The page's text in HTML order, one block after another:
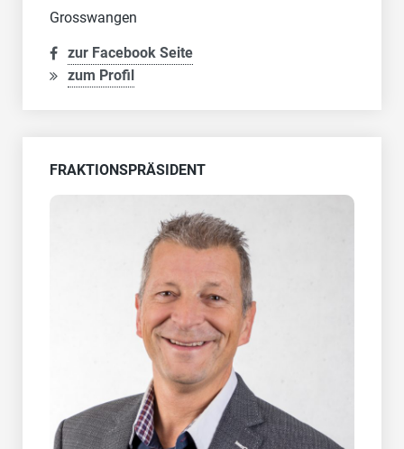
Grosswangen
zur Facebook Seite
zum Profil
FRAKTIONSPRÄSIDENT